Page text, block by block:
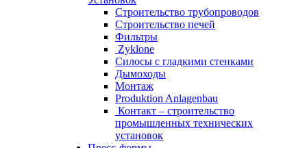
Строительство трубопроводов
Строительство печей
Фильтры
Zyklone
Силосы с гладкими стенками
Дымоходы
Монтаж
Produktion Anlagenbau
Контакт – строительство
промышленных технических
установок